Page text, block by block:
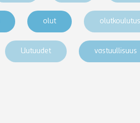
olut olutkoulutus
Uutuudet vastuullisuus